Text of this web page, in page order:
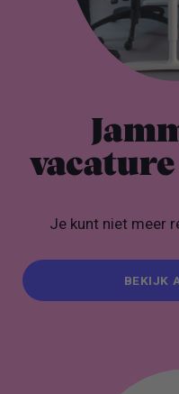
Je kunt niet meer
BEKIJK